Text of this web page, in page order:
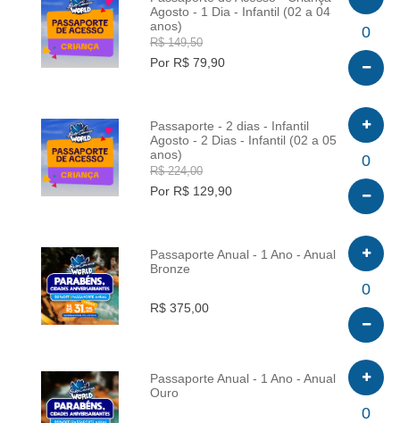
INFO
Agosto - 1 Dia - Infantil (02 a 04
anos)
R$ 149,50
Por R$ 79,90
0
INFO
Passaporte - 2 dias - Infantil
Agosto - 2 Dias - Infantil (02 a 05
anos)
R$ 224,00
Por R$ 129,90
0
INFO
Passaporte Anual - 1 Ano - Anual
Bronze
R$ 375,00
0
INFO
Passaporte Anual - 1 Ano - Anual
Ouro
0